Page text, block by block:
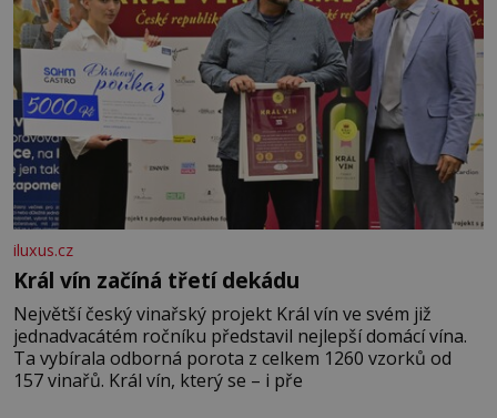
iluxus.cz
Král vín začíná třetí dekádu
Největší český vinařský projekt Král vín ve svém již
jednadvacátém ročníku představil nejlepší domácí vína.
Ta vybírala odborná porota z celkem 1260 vzorků od
157 vinařů. Král vín, který se – i pře